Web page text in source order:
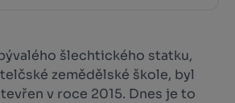
šlechtického statku,
zemědělské škole, byl
v roce 2015. Dnes je to